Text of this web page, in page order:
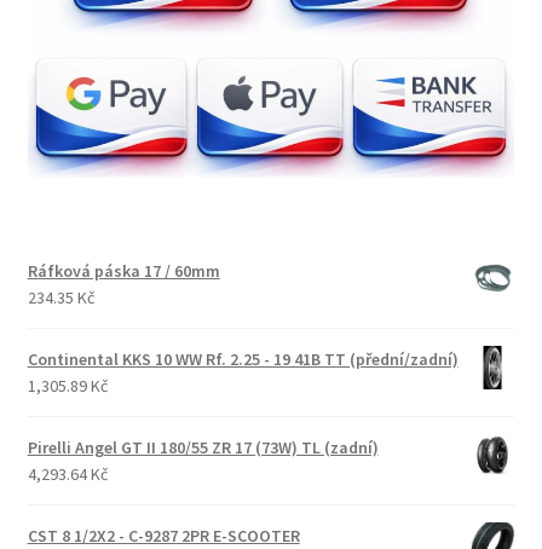
Ráfková páska 17 / 60mm
234.35 Kč
Continental KKS 10 WW Rf. 2.25 - 19 41B TT (přední/zadní)
1,305.89 Kč
Pirelli Angel GT II 180/55 ZR 17 (73W) TL (zadní)
4,293.64 Kč
CST 8 1/2X2 - C-9287 2PR E-SCOOTER